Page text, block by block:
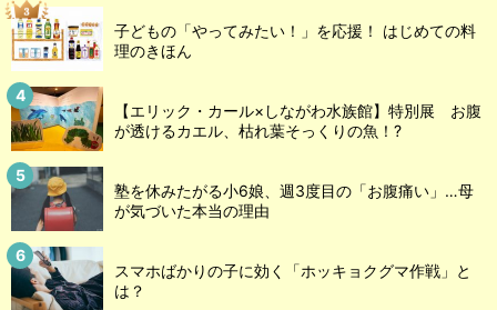
子どもの「やってみたい！」を応援！ はじめての料
理のきほん
【エリック・カール×しながわ水族館】特別展 お腹
が透けるカエル、枯れ葉そっくりの魚！?
塾を休みたがる小6娘、週3度目の「お腹痛い」…母
が気づいた本当の理由
スマホばかりの子に効く「ホッキョクグマ作戦」と
は？